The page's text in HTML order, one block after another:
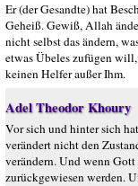
Er (der Gesandte) hat
Geheiß. Gewiß, Allah
nicht selbst das ändern,
etwas Übeles zufügen
keinen Helfer außer Ihm.
Adel Theodor Khoury
Vor sich und hinter sich
verändert nicht den
verändern. Und wenn
zurückgewiesen werden.